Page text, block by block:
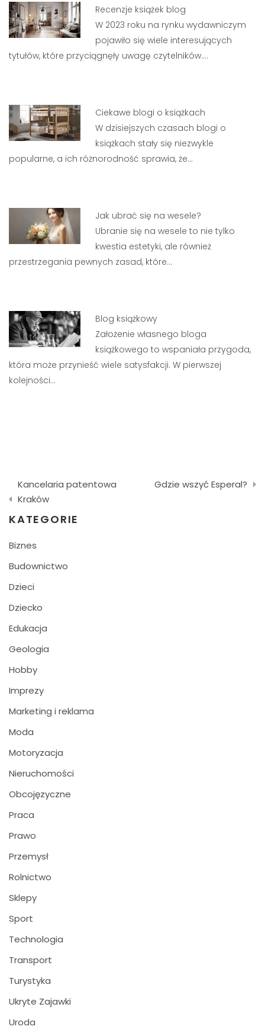
Recenzje książek blog
W 2023 roku na rynku wydawniczym
pojawiło się wiele interesujących
tytułów, które przyciągnęły uwagę czytelników.…
Ciekawe blogi o książkach
W dzisiejszych czasach blogi o
książkach stały się niezwykle
popularne, a ich różnorodność sprawia, że…
Jak ubrać się na wesele?
Ubranie się na wesele to nie tylko
kwestia estetyki, ale również
przestrzegania pewnych zasad, które…
Blog książkowy
Założenie własnego bloga
książkowego to wspaniała przygoda,
która może przynieść wiele satysfakcji. W pierwszej
kolejności…
Nawigacja
wpisu
Kancelaria patentowa
Kraków
Gdzie wszyć Esperal?
KATEGORIE
Biznes
Budownictwo
Dzieci
Dziecko
Edukacja
Geologia
Hobby
Imprezy
Marketing i reklama
Moda
Motoryzacja
Nieruchomości
Obcojęzyczne
Praca
Prawo
Przemysł
Rolnictwo
Sklepy
Sport
Technologia
Transport
Turystyka
Ukryte Zajawki
Uroda